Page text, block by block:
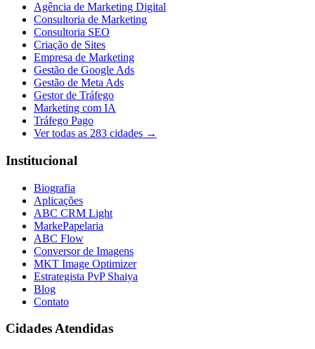
Agência de Marketing Digital
Consultoria de Marketing
Consultoria SEO
Criação de Sites
Empresa de Marketing
Gestão de Google Ads
Gestão de Meta Ads
Gestor de Tráfego
Marketing com IA
Tráfego Pago
Ver todas as 283 cidades →
Institucional
Biografia
Aplicações
ABC CRM Light
MarkePapelaria
ABC Flow
Conversor de Imagens
MKT Image Optimizer
Estrategista PvP Shaiya
Blog
Contato
Cidades Atendidas